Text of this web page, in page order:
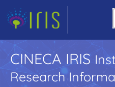
CINECA IRIS
Research